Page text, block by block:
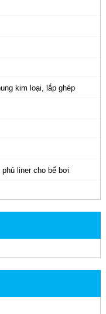
kim loại, lắp ghép
liner cho bể bơi